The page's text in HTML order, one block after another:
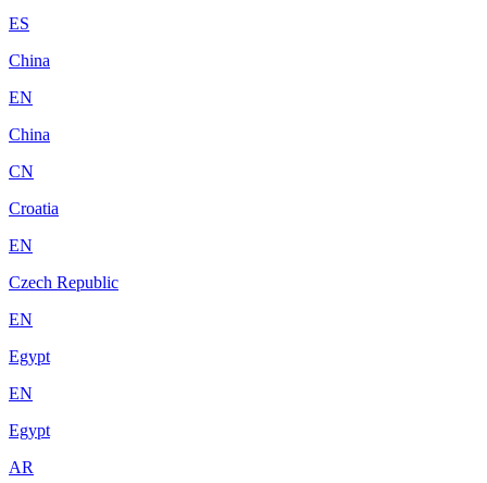
ES
China
EN
China
CN
Croatia
EN
Czech Republic
EN
Egypt
EN
Egypt
AR